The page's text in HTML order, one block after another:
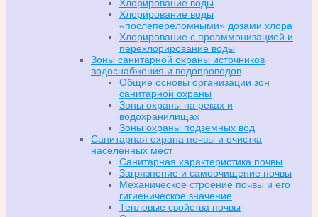
Хлорирование воды
Хлорирование воды
«послепереломными» дозами хлора
Хлорирование с преаммонизацией и
перехлорирование воды
Зоны санитарной охраны источников
водоснабжения и водопроводов
Общие основы организации зон
санитарной охраны
Зоны охраны на реках и
водохранилищах
Зоны охраны подземных вод
Санитарная охрана почвы и очистка
населенных мест
Санитарная характеристика почвы
Загрязнение и самоочищение почвы
Механическое строение почвы и его
гигиеническое значение
Тепловые свойства почвы